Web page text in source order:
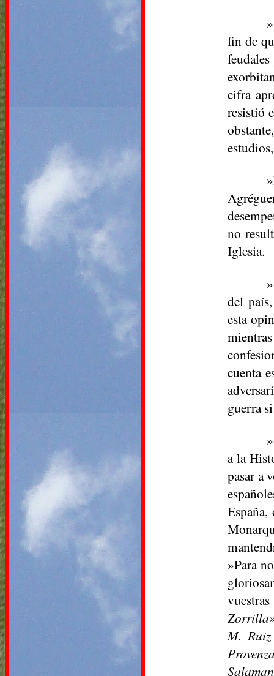
fin de
cifra
resistió
no
Iglesia.
del
esta
cuenta
guerra
a la
pasar a
»Para
M.